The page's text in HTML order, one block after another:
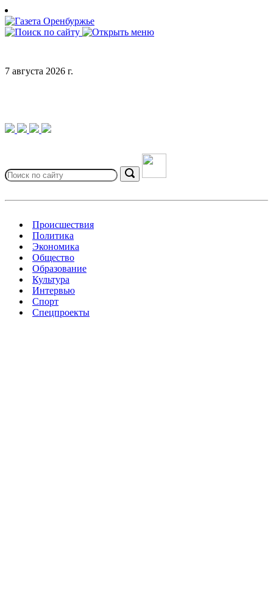
Skip
to
content
7 августа 2026 г.
for:
Search
Происшествия
Политика
Экономика
Общество
Образование
Культура
Интервью
Спорт
Спецпроекты